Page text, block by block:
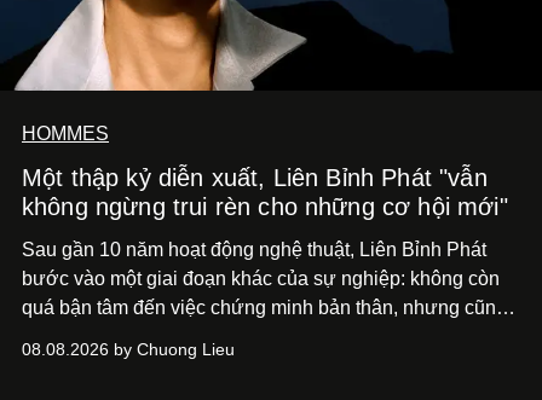
HOMMES
Một thập kỷ diễn xuất, Liên Bỉnh Phát "vẫn
không ngừng trui rèn cho những cơ hội mới"
Sau gần 10 năm hoạt động nghệ thuật, Liên Bỉnh Phát
bước vào một giai đoạn khác của sự nghiệp: không còn
quá bận tâm đến việc chứng minh bản thân, nhưng cũng
08.08.2026 by Chuong Lieu